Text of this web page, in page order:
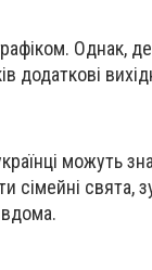
Однак,
додаткові
можуть
сімейні свята,